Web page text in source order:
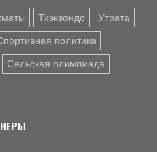
Тхэквондо Утрата
политика
Сельская олимпиада